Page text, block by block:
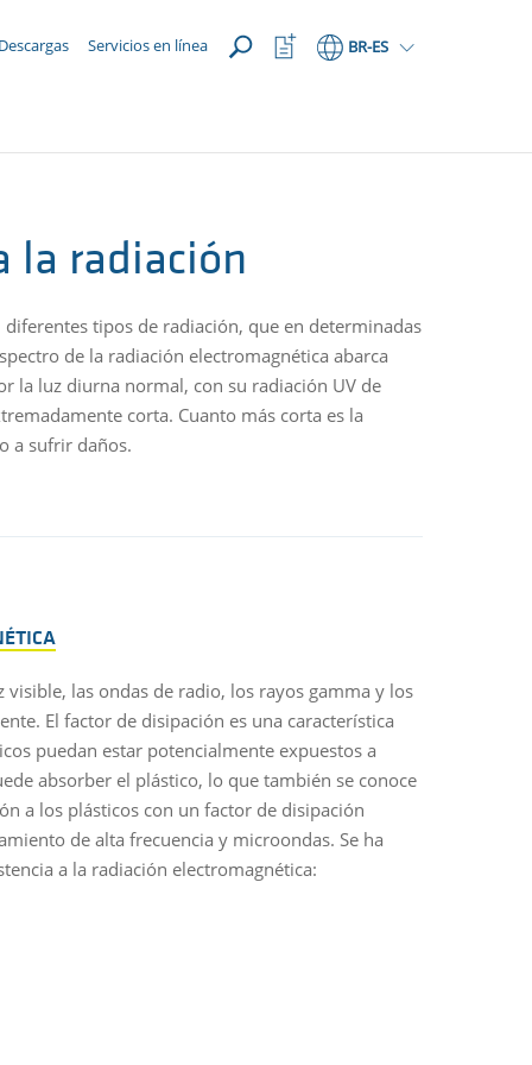
Servicios en línea BR-ES
Abrir
lista
la radiación
tipos de radiación, que en determinadas
de la radiación electromagnética abarca
la luz diurna normal, con su radiación UV de
corta. Cuanto más corta es la
a sufrir daños.
las ondas de radio, los rayos gamma y los
El factor de disipación es una característica
puedan estar potencialmente expuestos a
absorber el plástico, lo que también se conoce
a los plásticos con un factor de disipación
de alta frecuencia y microondas. Se ha
a la radiación electromagnética: